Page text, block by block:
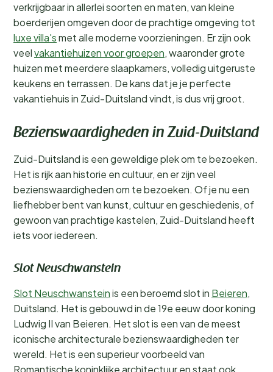
verkrijgbaar in allerlei soorten en maten, van kleine
boerderijen omgeven door de prachtige omgeving tot
luxe villa'smet alle moderne voorzieningen. Er zijn ook
veelvakantiehuizen voor groepen, waaronder grote
huizen met meerdere slaapkamers, volledig uitgeruste
keukens en terrassen. De kans dat je je perfecte
vakantiehuis in Zuid-Duitsland vindt, is dus vrij groot.
Bezienswaardigheden in Zuid-Duitsland
Zuid-Duitsland is een geweldige plek om te bezoeken.
Het is rijk aan historie en cultuur, en er zijn veel
bezienswaardigheden om te bezoeken. Of je nu een
liefhebber bent van kunst, cultuur en geschiedenis, of
gewoon van prachtige kastelen, Zuid-Duitsland heeft
iets voor iedereen.
Slot Neuschwanstein
Slot Neuschwansteinis een beroemd slot in Beieren,
Duitsland. Het is gebouwd in de 19e eeuw door koning
Ludwig II van Beieren. Het slot is een van de meest
iconische architecturale bezienswaardigheden ter
wereld. Het is een superieur voorbeeld van
Romantische koninklijke architectuur en staat ook